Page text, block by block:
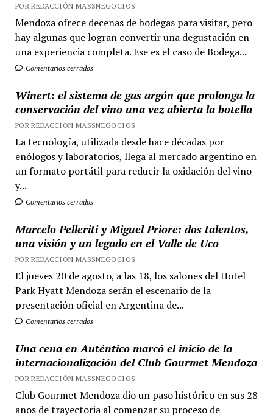
POR REDACCIÓN MASSNEGOCIOS
Mendoza ofrece decenas de bodegas para visitar, pero
hay algunas que logran convertir una degustación en
una experiencia completa. Ese es el caso de Bodega...
Comentarios cerrados
Winert: el sistema de gas argón que prolonga la
conservación del vino una vez abierta la botella
POR REDACCIÓN MASSNEGOCIOS
La tecnología, utilizada desde hace décadas por
enólogos y laboratorios, llega al mercado argentino en
un formato portátil para reducir la oxidación del vino
y...
Comentarios cerrados
Marcelo Pelleriti y Miguel Priore: dos talentos,
una visión y un legado en el Valle de Uco
POR REDACCIÓN MASSNEGOCIOS
El jueves 20 de agosto, a las 18, los salones del Hotel
Park Hyatt Mendoza serán el escenario de la
presentación oficial en Argentina de...
Comentarios cerrados
Una cena en Auténtico marcó el inicio de la
internacionalización del Club Gourmet Mendoza
POR REDACCIÓN MASSNEGOCIOS
Club Gourmet Mendoza dio un paso histórico en sus 28
años de trayectoria al comenzar su proceso de